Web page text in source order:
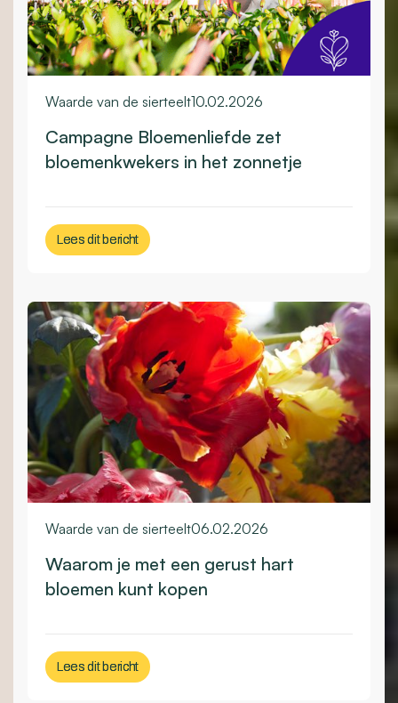
Waarde van de sierteelt10.02.2026
Campagne Bloemenliefde zet
bloemenkwekers in het zonnetje
Lees dit bericht
Lees dit bericht
Waarde van de sierteelt06.02.2026
Waarom je met een gerust hart
bloemen kunt kopen
Lees dit bericht
Lees dit bericht